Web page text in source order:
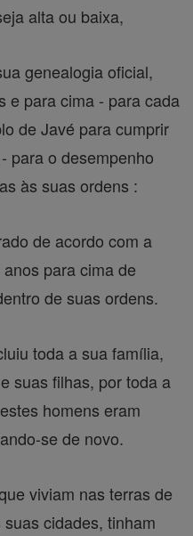
alta ou baixa,
genealogia oficial,
e para cima - para cada
de Javé para cumprir
para o desempenho
às suas ordens :
de acordo com a
para cima de
de suas ordens.
toda a sua família,
suas filhas, por toda a
homens eram
se de novo.
viviam nas terras de
cidades, tinham